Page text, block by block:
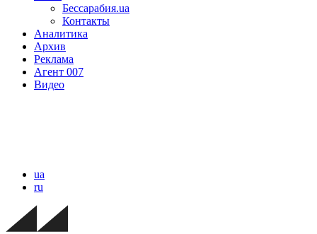
Бессарабия.ua
Контакты
Аналитика
Архив
Реклама
Агент 007
Видео
ua
ru